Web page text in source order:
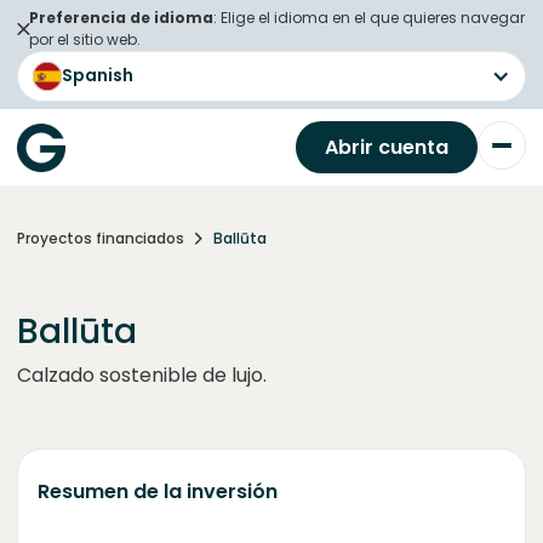
Preferencia de idioma: Elige el idioma en el que quieres navegar
por el sitio web.
Spanish
Abrir cuenta
Proyectos financiados Ballūta
Ballūta
Calzado sostenible de lujo.
Resumen de la inversión